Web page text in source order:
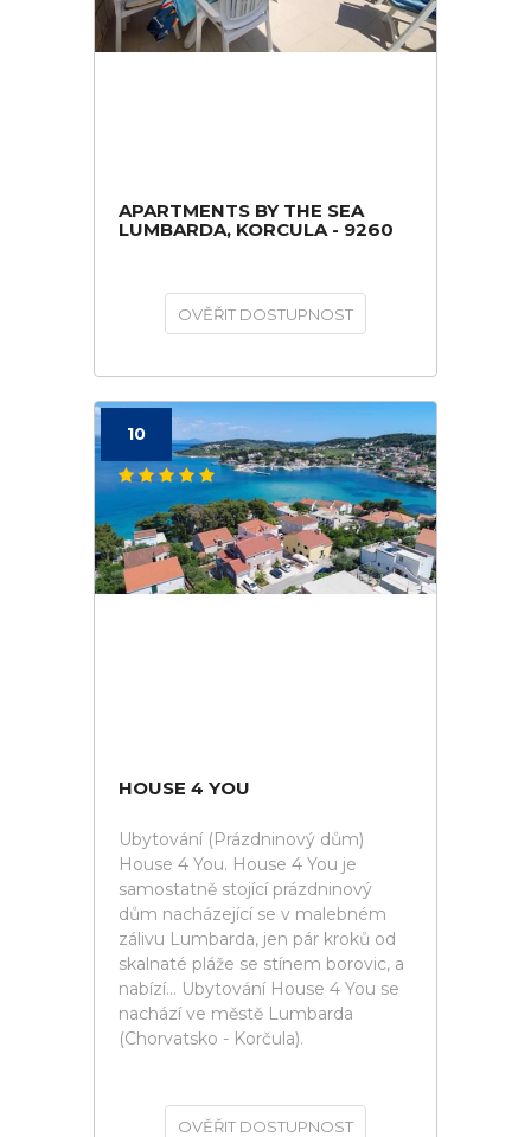
APARTMENTS BY THE SEA
LUMBARDA, KORCULA - 9260
OVĚŘIT DOSTUPNOST
10
HOUSE 4 YOU
Ubytování (Prázdninový dům)
House 4 You. House 4 You je
samostatně stojící prázdninový
dům nacházející se v malebném
zálivu Lumbarda, jen pár kroků od
skalnaté pláže se stínem borovic, a
nabízí... Ubytování House 4 You se
nachází ve městě Lumbarda
(Chorvatsko - Korčula).
OVĚŘIT DOSTUPNOST